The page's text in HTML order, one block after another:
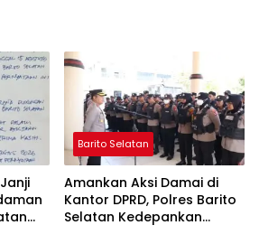
Barito Selatan
Amankan Aksi Damai di
Kantor DPRD, Polres Barito
Selatan Kedepankan